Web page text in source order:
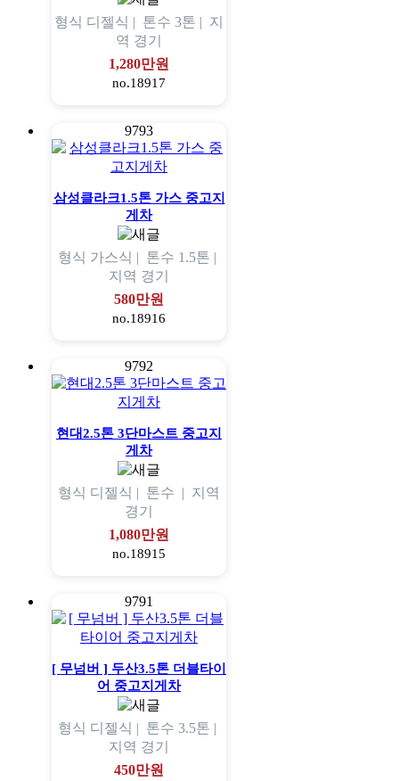
형식 디젤식 | 톤수 3톤 | 지
역 경기
1,280만원
no.18917
9793
삼성클라크1.5톤 가스 중고지
게차
형식 가스식 | 톤수 1.5톤 |
지역 경기
580만원
no.18916
9792
현대2.5톤 3단마스트 중고지
게차
형식 디젤식 | 톤수 | 지역
경기
1,080만원
no.18915
9791
[ 무넘버 ] 두산3.5톤 더블타이
어 중고지게차
형식 디젤식 | 톤수 3.5톤 |
지역 경기
450만원